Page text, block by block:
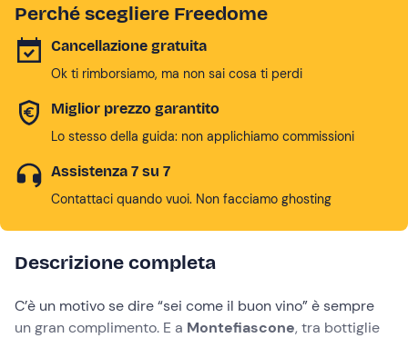
Perché scegliere Freedome
Cancellazione gratuita
Ok ti rimborsiamo, ma non sai cosa ti perdi
Miglior prezzo garantito
Lo stesso della guida: non applichiamo commissioni
Assistenza 7 su 7
Contattaci quando vuoi. Non facciamo ghosting
Descrizione completa
C’è un motivo se dire “sei come il buon vino” è sempre
un gran complimento. E a Montefiascone, tra bottiglie